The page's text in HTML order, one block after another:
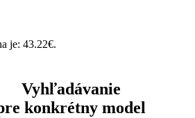
je: 43.22€.
Vyhľadávanie
konkrétny model